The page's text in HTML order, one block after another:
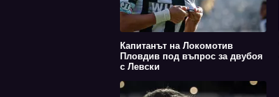
Капитанът на Локомотив
Пловдив под въпрос за двубоя
с Левски